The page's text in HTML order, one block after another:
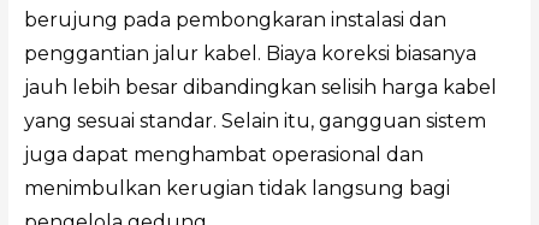
berujung pada pembongkaran instalasi dan
penggantian jalur kabel. Biaya koreksi biasanya
jauh lebih besar dibandingkan selisih harga kabel
yang sesuai standar. Selain itu, gangguan sistem
juga dapat menghambat operasional dan
menimbulkan kerugian tidak langsung bagi